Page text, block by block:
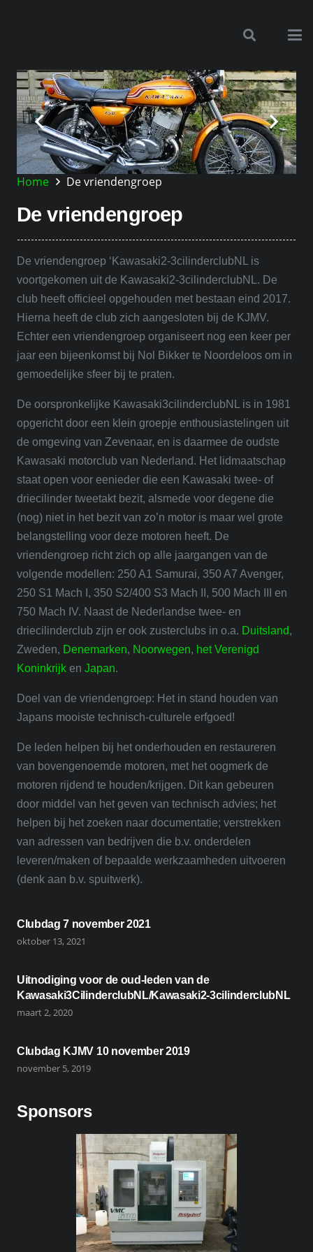
Home De vriendengroep
De vriendengroep
De vriendengroep ‘Kawasaki2-3cilinderclubNL is
voortgekomen uit de Kawasaki2-3cilinderclubNL. De
club heeft officieel opgehouden met bestaan eind 2017.
Hierna heeft de club zich aangesloten bij de KJMV.
Echter een vriendengroep organiseert nog een keer per
jaar een bijeenkomst bij Nol Bikker te Noordeloos om in
gemoedelijke sfeer bij te praten.
De oorspronkelijke Kawasaki3cilinderclubNL is in 1981
opgericht door een klein groepje enthousiastelingen uit
de omgeving van Zevenaar, en is daarmee de oudste
Kawasaki motorclub van Nederland. Het lidmaatschap
staat open voor eenieder die een Kawasaki twee- of
driecilinder tweetakt bezit, alsmede voor degene die
(nog) niet in het bezit van zo’n motor is maar wel grote
belangstelling voor deze motoren heeft. De
vriendengroep richt zich op alle jaargangen van de
volgende modellen: 250 A1 Samurai, 350 A7 Avenger,
250 S1 Mach I, 350 S2/400 S3 Mach II, 500 Mach III en
750 Mach IV. Naast de Nederlandse twee- en
driecilinderclub zijn er ook zusterclubs in o.a. Duitsland,
Zweden, Denemarken, Noorwegen, het Verenigd
Koninkrijk en Japan.
Doel van de vriendengroep: Het in stand houden van
Japans mooiste technisch-culturele erfgoed!
De leden helpen bij het onderhouden en restaureren
van bovengenoemde motoren, met het oogmerk de
motoren rijdend te houden/krijgen. Dit kan gebeuren
door middel van het geven van technisch advies; het
helpen bij het zoeken naar documentatie; verstrekken
van adressen van bedrijven die b.v. onderdelen
leveren/maken of bepaalde werkzaamheden uitvoeren
(denk aan b.v. spuitwerk).
Clubdag 7 november 2021
oktober 13, 2021
Uitnodiging voor de oud-leden van de
Kawasaki3CilinderclubNL/Kawasaki2-3cilinderclubNL
maart 2, 2020
Clubdag KJMV 10 november 2019
november 5, 2019
Sponsors